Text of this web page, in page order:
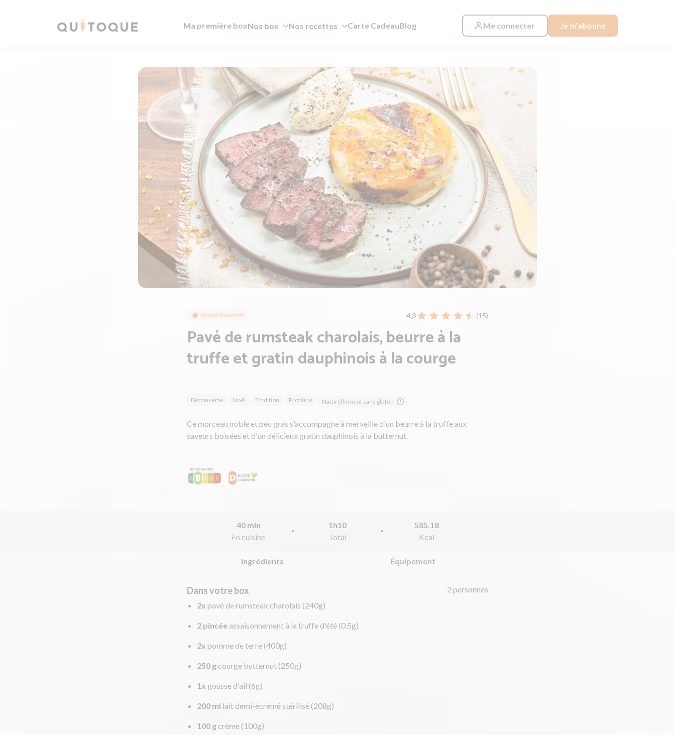
Ma première boxNos box Nos recettes Carte CadeauBlog Me connecter Je m’abonne
Grand Gourmet 4,3 (15)
Pavé de rumsteak charolais, beurre à la
truffe et gratin dauphinois à la courge
Découverte Noël Tradition Protéiné Naturellement sans gluten
Ce morceau noble et peu gras s'accompagne à merveille d'un beurre à la truffe aux
saveurs boisées et d'un délicieux gratin dauphinois à la butternut.
40 min
En cuisine
1h10
Total
585.18
Kcal
Ingrédients Équipement
Dans votre box
2 personnes
2x pavé de rumsteak charolais (240g)
2 pincée assaisonnement à la truffe d'été (0.5g)
2x pomme de terre (400g)
250 g courge butternut (250g)
1x gousse d'ail (6g)
200 ml lait demi-écrémé stérilisé (208g)
100 g crème (100g)